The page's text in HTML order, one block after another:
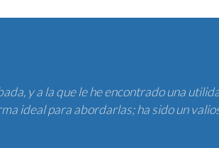
y a la que le he encontrado una
ideal para abordarlas; ha sido un